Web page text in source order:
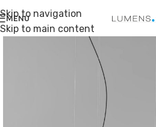
Skip to navigation
Skip to main content
MENU